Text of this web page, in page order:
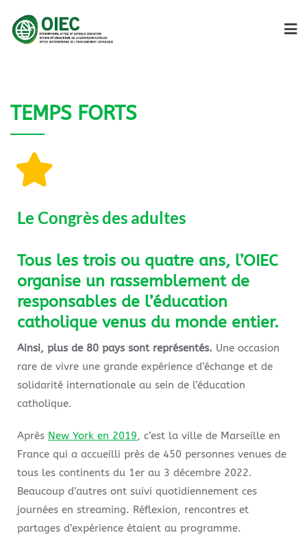
TEMPS FORTS
Le Congrès des adultes
Tous les trois ou quatre ans, l’OIEC
organise un rassemblement de
responsables de l’éducation
catholique venus du monde entier.
Ainsi, plus de 80 pays sont représentés. Une occasion
rare de vivre une grande expérience d’échange et de
solidarité internationale au sein de l’éducation
catholique.
Après New York en 2019, c’est la ville de Marseille en
France qui a accueilli près de 450 personnes venues de
tous les continents du 1er au 3 décembre 2022.
Beaucoup d’autres ont suivi quotidiennement ces
journées en streaming. Réflexion, rencontres et
partages d’expérience étaient au programme.